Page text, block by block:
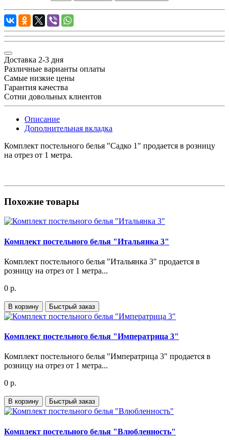
Доставка 2-3 дня
Различные варианты оплаты
Самые низкие цены
Гарантия качества
Сотни довольных клиентов
Описание
Дополнительная вкладка
Комплект постельного белья "Садко 1" продается в розницу
на отрез от 1 метра.
Похожие товары
Комплект постельного белья "Итальянка 3"
Комплект постельного белья "Итальянка 3" продается в
розницу на отрез от 1 метра...
0 р.
В корзину Быстрый заказ
Комплект постельного белья "Императрица 3"
Комплект постельного белья "Императрица 3" продается в
розницу на отрез от 1 метра...
0 р.
В корзину Быстрый заказ
Комплект постельного белья "Влюбленность"